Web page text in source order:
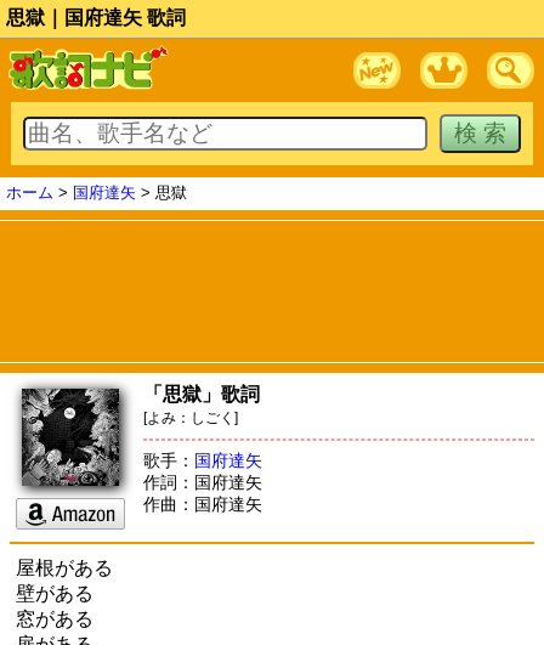
思獄｜国府達矢 歌詞
ホーム > 国府達矢 > 思獄
「思獄」歌詞
[よみ：しごく]
歌手： 国府達矢
作詞：国府達矢
作曲：国府達矢
屋根がある
壁がある
窓がある